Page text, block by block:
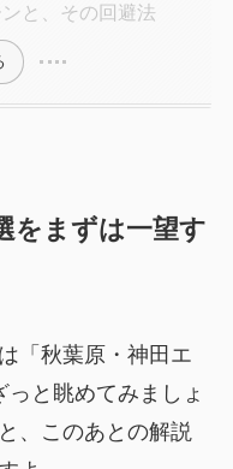
と、その回避法
をまずは一望す
「秋葉原・神田エ
と眺めてみましょ
、このあとの解説